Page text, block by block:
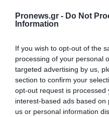
Pronews.gr - Do Not
Information
If you wish to opt-out of the
processing of your personal
targeted advertising by us,
section to confirm your
opt-out request is processed
interest-based ads based
us or personal information
PRONEWS.GR / ΔΙΕΘΝΗΣ ΠΟΛΙΤΙΚΗ
Δημοκρατικοί:
καταγωγής
Μίτσιγκαν έναντι
ισραηλινού λόμπι!